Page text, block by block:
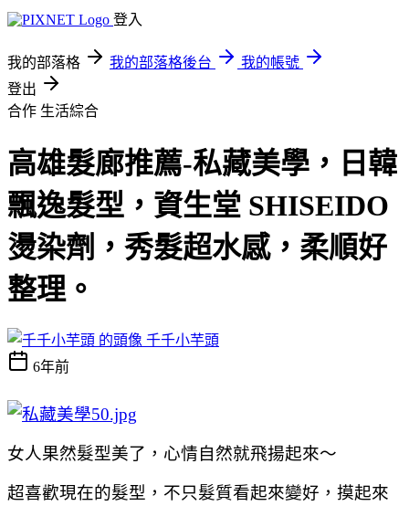
登入
我的部落格 我的部落格後台
我的帳號
登出
合作 生活綜合
高雄髮廊推薦-私藏美學，日韓
飄逸髮型，資生堂 SHISEIDO
燙染劑，秀髮超水感，柔順好
整理。
千千小芋頭
6年前
女人果然髮型美了，心情自然就飛揚起來～
超喜歡現在的髮型，不只髮質看起來變好，摸起來